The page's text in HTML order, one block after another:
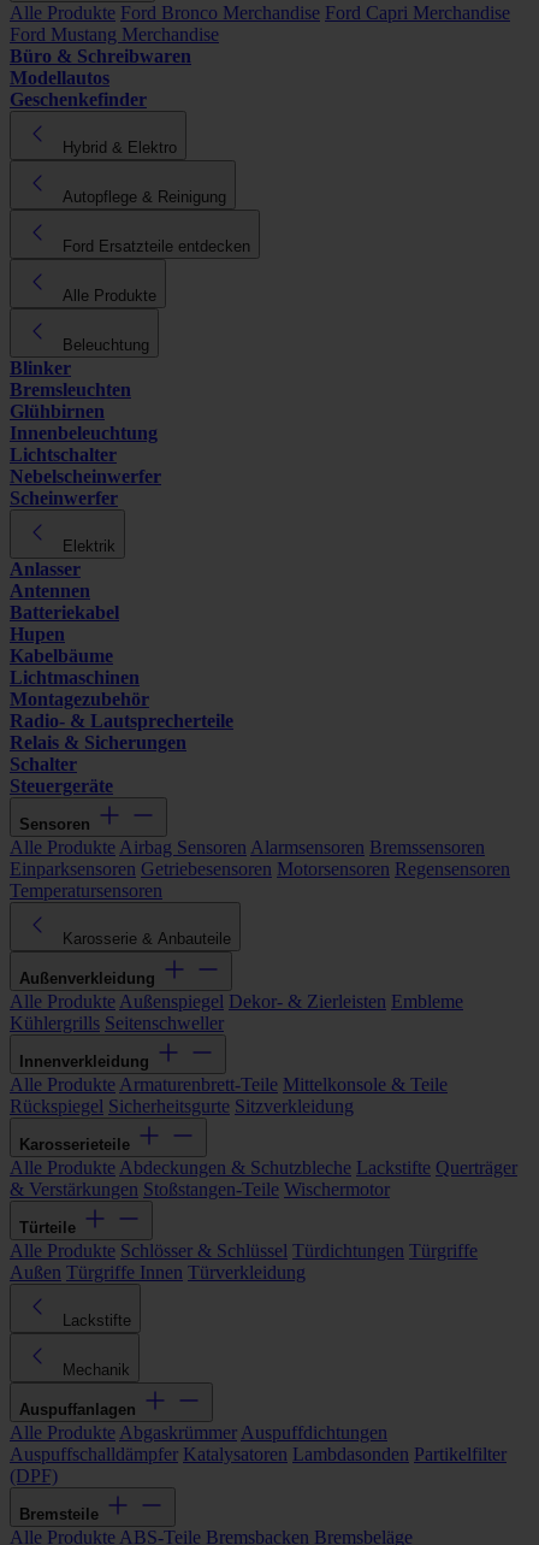
Alle Produkte Ford Bronco Merchandise Ford Capri Merchandise
Ford Mustang Merchandise
Büro & Schreibwaren
Modellautos
Geschenkefinder
Hybrid & Elektro
Autopflege & Reinigung
Ford Ersatzteile entdecken
Alle Produkte
Beleuchtung
Blinker
Bremsleuchten
Glühbirnen
Innenbeleuchtung
Lichtschalter
Nebelscheinwerfer
Scheinwerfer
Elektrik
Anlasser
Antennen
Batteriekabel
Hupen
Kabelbäume
Lichtmaschinen
Montagezubehör
Radio- & Lautsprecherteile
Relais & Sicherungen
Schalter
Steuergeräte
Sensoren
Alle Produkte Airbag Sensoren Alarmsensoren Bremssensoren
Einparksensoren Getriebesensoren Motorsensoren Regensensoren
Temperatursensoren
Karosserie & Anbauteile
Außenverkleidung
Alle Produkte Außenspiegel Dekor- & Zierleisten Embleme
Kühlergrills Seitenschweller
Innenverkleidung
Alle Produkte Armaturenbrett-Teile Mittelkonsole & Teile
Rückspiegel Sicherheitsgurte Sitzverkleidung
Karosserieteile
Alle Produkte Abdeckungen & Schutzbleche Lackstifte Querträger
& Verstärkungen Stoßstangen-Teile Wischermotor
Türteile
Alle Produkte Schlösser & Schlüssel Türdichtungen Türgriffe
Außen Türgriffe Innen Türverkleidung
Lackstifte
Mechanik
Auspuffanlagen
Alle Produkte Abgaskrümmer Auspuffdichtungen
Auspuffschalldämpfer Katalysatoren Lambdasonden Partikelfilter
(DPF)
Bremsteile
Alle Produkte ABS-Teile Bremsbacken Bremsbeläge